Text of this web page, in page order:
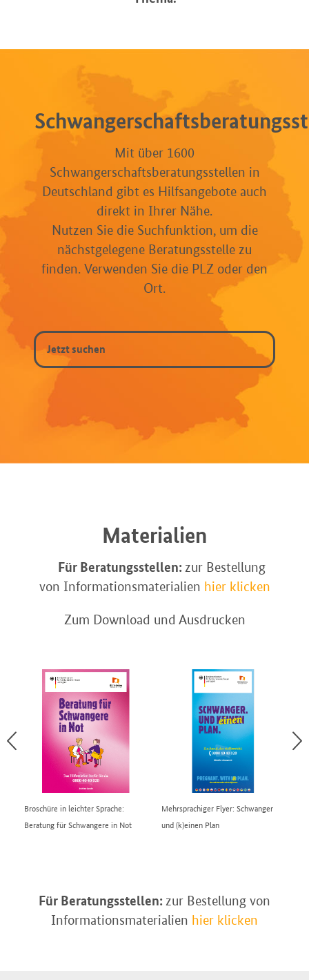
Mit über 1600
Schwangerschaftsberatungsstellen in
Deutschland gibt es Hilfsangebote auch
direkt in Ihrer Nähe.
Nutzen Sie die Suchfunktion, um die
nächstgelegene Beratungsstelle zu
finden. Verwenden Sie die PLZ oder den
Ort.
Materialien
Für Beratungsstellen: zur Bestellung
von Informationsmaterialien hier klicken
Zum Download und Ausdrucken
Broschüre in leichter Sprache:
Beratung für Schwangere in Not
Mehrsprachiger Flyer: Schwanger
und (k)einen Plan
Für Beratungsstellen: zur Bestellung von
Informationsmaterialien hier klicken